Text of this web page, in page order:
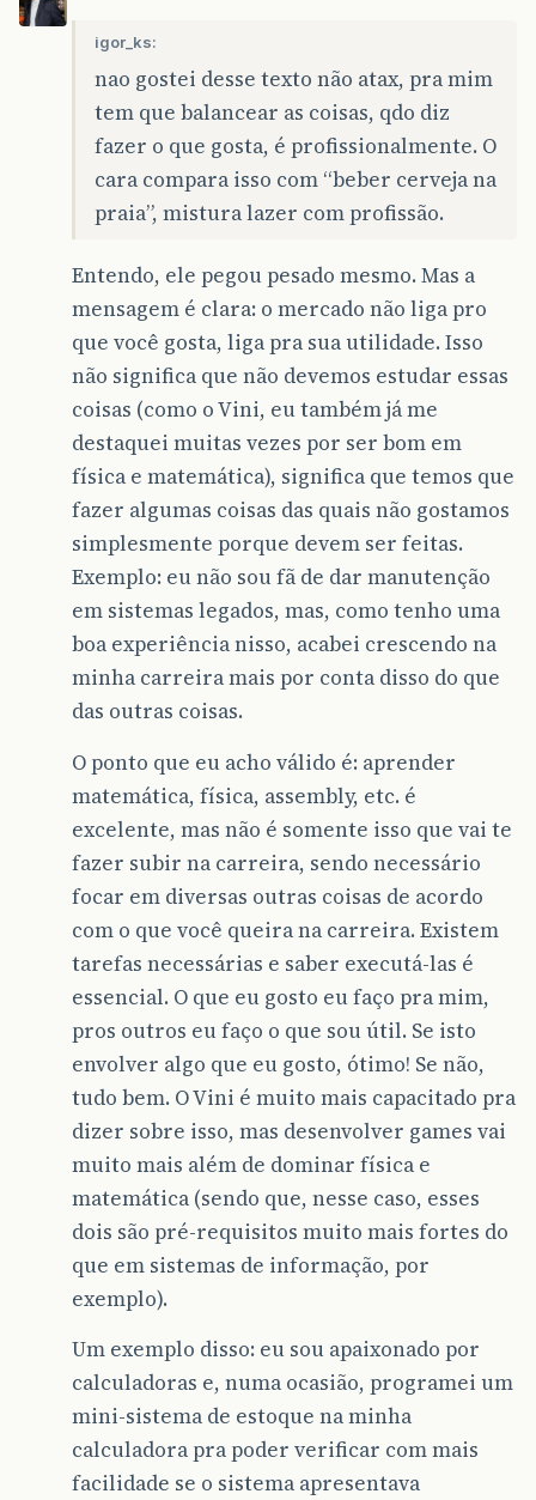
igor_ks:
nao gostei desse texto não atax, pra mim
tem que balancear as coisas, qdo diz
fazer o que gosta, é profissionalmente. O
cara compara isso com “beber cerveja na
praia”, mistura lazer com profissão.
Entendo, ele pegou pesado mesmo. Mas a
mensagem é clara: o mercado não liga pro
que você gosta, liga pra sua utilidade. Isso
não significa que não devemos estudar essas
coisas (como o Vini, eu também já me
destaquei muitas vezes por ser bom em
física e matemática), significa que temos que
fazer algumas coisas das quais não gostamos
simplesmente porque devem ser feitas.
Exemplo: eu não sou fã de dar manutenção
em sistemas legados, mas, como tenho uma
boa experiência nisso, acabei crescendo na
minha carreira mais por conta disso do que
das outras coisas.
O ponto que eu acho válido é: aprender
matemática, física, assembly, etc. é
excelente, mas não é somente isso que vai te
fazer subir na carreira, sendo necessário
focar em diversas outras coisas de acordo
com o que você queira na carreira. Existem
tarefas necessárias e saber executá-las é
essencial. O que eu gosto eu faço pra mim,
pros outros eu faço o que sou útil. Se isto
envolver algo que eu gosto, ótimo! Se não,
tudo bem. O Vini é muito mais capacitado pra
dizer sobre isso, mas desenvolver games vai
muito mais além de dominar física e
matemática (sendo que, nesse caso, esses
dois são pré-requisitos muito mais fortes do
que em sistemas de informação, por
exemplo).
Um exemplo disso: eu sou apaixonado por
calculadoras e, numa ocasião, programei um
mini-sistema de estoque na minha
calculadora pra poder verificar com mais
facilidade se o sistema apresentava